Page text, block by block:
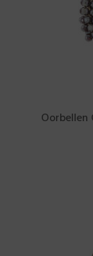
Oorbellen